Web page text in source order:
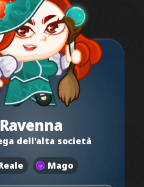
Ravenna
dell'alta società
Mago